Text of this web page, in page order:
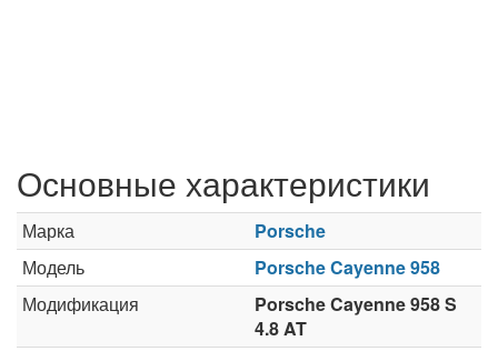
Основные характеристики
Марка
Porsche
Модель
Porsche Cayenne 958
Модификация
Porsche Cayenne 958 S
4.8 AT